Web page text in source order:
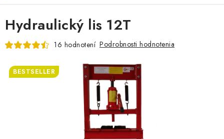
NÁRADIE PODĽA TYPU OPRAVY
ČISTENIE A UMÝVANIE
Hydraulický lis 12T
16 hodnotení Podrobnosti hodnotenia
BESTSELLER